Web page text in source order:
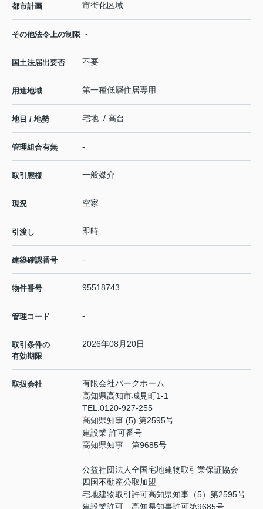
都市計画 市街化区域
その他法令上の制限 -
国土法届出要否 不要
用途地域 第一種低層住居専用
地目 / 地勢 宅地 / 高台
管理組合有無 -
取引態様 一般媒介
現況 空家
引渡し 即時
建築確認番号 -
物件番号 95518743
管理コード -
取引条件の
有効期限
2026年08月20日
取扱会社
有限会社パークホーム
高知県高知市城見町1-1
TEL:0120-927-255
高知県知事 (5) 第2595号
建設業 許可番号
高知県知事 第9685号
公益社団法人全国宅地建物取引業保証協会
四国不動産公取加盟
宅地建物取引許可高知県知事（5）第2595号
建設業許可 高知県知事許可第9685号